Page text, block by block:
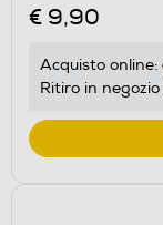
€ 9,90
Acquisto online:
Ritiro in